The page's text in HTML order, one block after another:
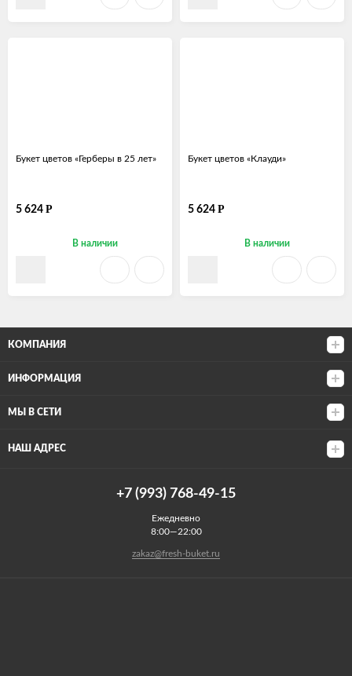
Букет цветов «Герберы в 25 лет»
5 624 Р
В наличии
Букет цветов «Клауди»
5 624 Р
В наличии
КОМПАНИЯ
ИНФОРМАЦИЯ
МЫ В СЕТИ
НАШ АДРЕС
+7 (993) 768-49-15
Ежедневно
8:00—22:00
zakaz@fresh-buket.ru